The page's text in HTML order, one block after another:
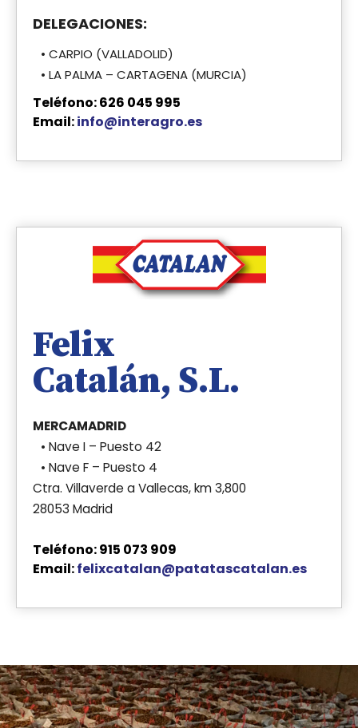
DELEGACIONES:
• CARPIO (VALLADOLID)
• LA PALMA – CARTAGENA (MURCIA)
Teléfono: 626 045 995
Email:info@interagro.es
Felix
Catalán, S.L.
MERCAMADRID
• Nave I – Puesto 42
• Nave F – Puesto 4
Ctra. Villaverde a Vallecas, km 3,800
28053 Madrid
Teléfono: 915 073 909
Email:felixcatalan@patatascatalan.es